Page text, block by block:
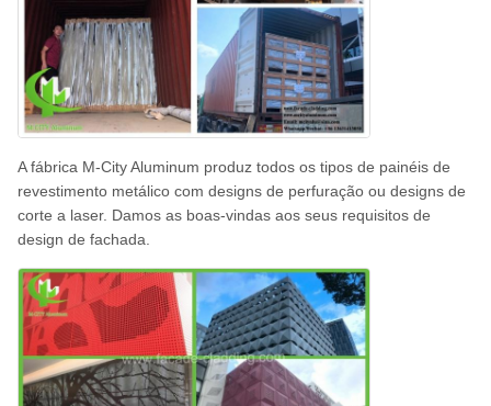
A fábrica M-City Aluminum produz todos os tipos de painéis de
revestimento metálico com designs de perfuração ou designs de
corte a laser. Damos as boas-vindas aos seus requisitos de
design de fachada.